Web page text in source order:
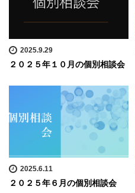
2025.9.29
２０２５年１０月の個別相談会
2025.6.11
２０２５年６月の個別相談会